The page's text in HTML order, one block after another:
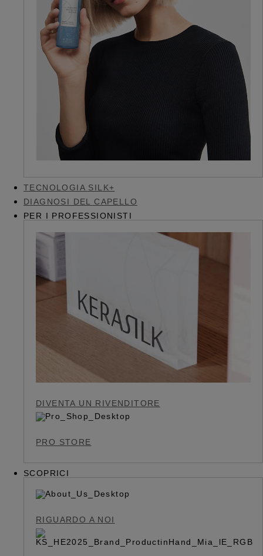
TECNOLOGIA SILK+
DIAGNOSI DEL CAPELLO
PER I PROFESSIONISTI
DIVENTA UN RIVENDITORE
PRO STORE
SCOPRICI
RIGUARDO A NOI